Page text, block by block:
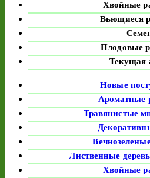
Хвойные
Вьющиеся
Плодовые
Текущая
Новые
Ароматные
Травянистые
Лиственные
Хвойные